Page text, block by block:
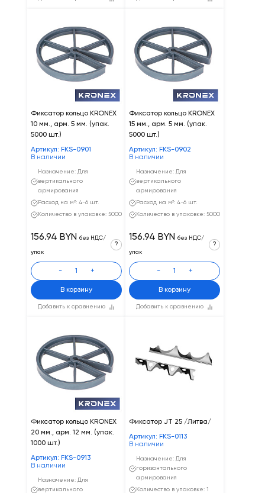
Фиксатор кольцо KRONEX
10 мм., арм. 5 мм. (упак.
5000 шт.)
Артикул: FKS-0901
В наличии
Назначение: Для
вертикального
армирования
Расход на м²: 4-6 шт.
Количество в упаковке: 5000
Добавить к сравнению
156.94 BYN без НДС/
упак
?
- +
В корзину
Фиксатор кольцо KRONEX
15 мм., арм. 5 мм. (упак.
5000 шт.)
Артикул: FKS-0902
В наличии
Назначение: Для
вертикального
армирования
Расход на м²: 4-6 шт.
Количество в упаковке: 5000
Добавить к сравнению
156.94 BYN без НДС/
упак
?
- +
В корзину
Фиксатор кольцо KRONEX
20 мм., арм. 12 мм. (упак.
1000 шт.)
Артикул: FKS-0913
В наличии
Назначение: Для
вертикального
Фиксатор JТ 25 /Литва/
Артикул: FKS-0113
В наличии
Назначение: Для
горизонтального
армирования
Количество в упаковке: 1